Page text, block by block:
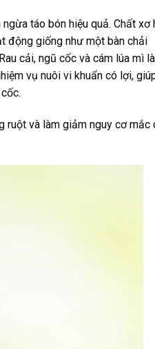
táo bón hiệu quả. Chất xơ
động giống như một bàn chải
cải, ngũ cốc và cám lúa mì là
vụ nuôi vi khuẩn có lợi,
ruột và làm giảm nguy cơ mắc